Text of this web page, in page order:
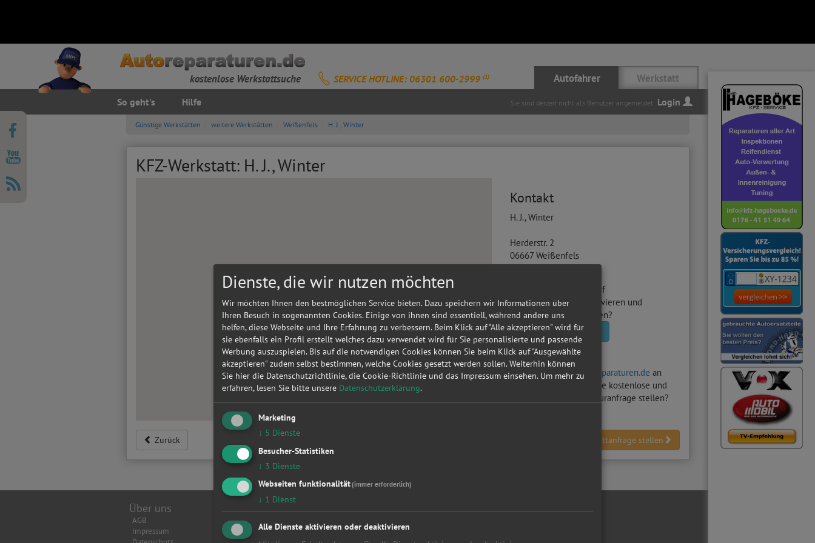
kostenlose Werkstattsuche SERVICE HOTLINE: 06301 600-2999 (1) Autofahrer Werkstatt
So geht's Hilfe Sie sind derzeit nicht als Benutzer angemeldet. Login
Günstige Werkstätten weitere Werkstätten Weißenfels H. J., Winter
KFZ-Werkstatt: H. J., Winter
Kontakt
H. J., Winter
Herderstr. 2
06667 Weißenfels
auf
Autoreparaturen.de aktivieren und
Kundenanfragen erhalten?
▶Werkstatt aktivieren
Sie möchten auf Autoreparaturen.de an
eine kostenlose und
unverbindliche Reparaturanfrage stellen?
Zurück Werkstattanfrage stellen
Über uns
AGB
Impressum
Top Werkstattleistungen
Achsvermessung
Anhängerkupplung
Top Hersteller
Audi
Social Media
Dienste, die wir nutzen möchten
Wir möchten Ihnen den bestmöglichen Service bieten. Dazu speichern wir Informationen über
Ihren Besuch in sogenannten Cookies. Einige von ihnen sind essentiell, während andere uns
helfen, diese Webseite und Ihre Erfahrung zu verbessern. Beim Klick auf "Alle akzeptieren" wird für
sie ebenfalls ein Profil erstellt welches dazu verwendet wird für Sie personalisierte und passende
Werbung auszuspielen. Bis auf die notwendigen Cookies können Sie beim Klick auf "Ausgewählte
akzeptieren" zudem selbst bestimmen, welche Cookies gesetzt werden sollen. Weiterhin können
Sie hier die Datenschutzrichtlinie, die Cookie-Richtlinie und das Impressum einsehen. Um mehr zu
erfahren, lesen Sie bitte unsere Datenschutzerklärung.
Marketing
↓ 5 Dienste
Besucher-Statistiken
↓ 3 Dienste
Webseiten funktionalität(immer erforderlich)
↓ 1 Dienst
Alle Dienste aktivieren oder deaktivieren